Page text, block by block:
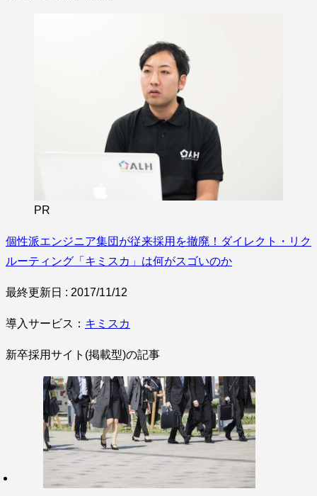
PR
個性派エンジニア集団が従来採用を撤廃！ダイレクト・リク
ルーティング「キミスカ」は何がスゴいのか
最終更新日 : 2017/11/12
導入サービス： キミスカ
新卒採用サイト(掲載型)の記事